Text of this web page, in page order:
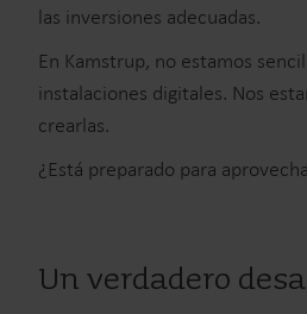
las inversiones adecuadas.
En Kamstrup, no estamos
instalaciones digitales. Nos
crearlas.
¿Está preparado para
Un verdadero